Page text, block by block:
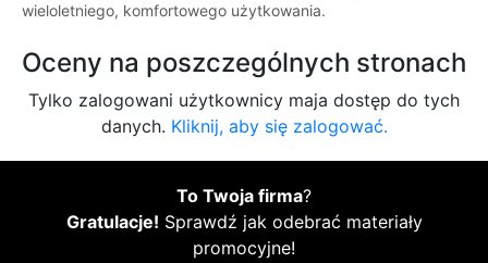
wieloletniego, komfortowego użytkowania.
Oceny na poszczególnych stronach
Tylko zalogowani użytkownicy maja dostęp do tych
danych. Kliknij, aby się zalogować.
To Twoja firma?
Gratulacje! Sprawdź jak odebrać materiały
promocyjne!